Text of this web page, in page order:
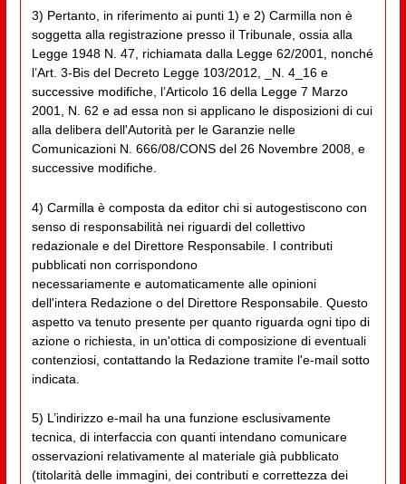
3) Pertanto, in riferimento ai punti 1) e 2) Carmilla non è
soggetta alla registrazione presso il Tribunale, ossia alla
Legge 1948 N. 47, richiamata dalla Legge 62/2001, nonché
l’Art. 3-Bis del Decreto Legge 103/2012, _N. 4_16 e
successive modifiche, l’Articolo 16 della Legge 7 Marzo
2001, N. 62 e ad essa non si applicano le disposizioni di cui
alla delibera dell'Autorità per le Garanzie nelle
Comunicazioni N. 666/08/CONS del 26 Novembre 2008, e
successive modifiche.
4) Carmilla è composta da editor chi si autogestiscono con
senso di responsabilità nei riguardi del collettivo
redazionale e del Direttore Responsabile. I contributi
pubblicati non corrispondono
necessariamente e automaticamente alle opinioni
dell'intera Redazione o del Direttore Responsabile. Questo
aspetto va tenuto presente per quanto riguarda ogni tipo di
azione o richiesta, in un'ottica di composizione di eventuali
contenziosi, contattando la Redazione tramite l'e-mail sotto
indicata.
5) L’indirizzo e-mail ha una funzione esclusivamente
tecnica, di interfaccia con quanti intendano comunicare
osservazioni relativamente al materiale già pubblicato
(titolarità delle immagini, dei contributi e correttezza dei